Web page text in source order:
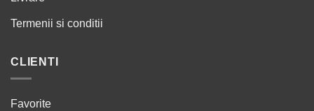
Termenii si conditii
CLIENTI
Favorite